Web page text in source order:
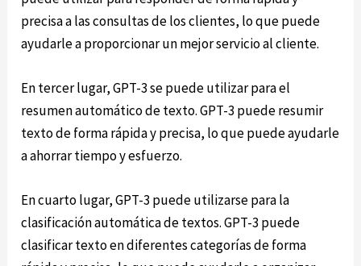
precisa a las consultas de los clientes, lo que puede
ayudarle a proporcionar un mejor servicio al cliente.
En tercer lugar, GPT-3 se puede utilizar para el
resumen automático de texto. GPT-3 puede resumir
texto de forma rápida y precisa, lo que puede ayudarle
a ahorrar tiempo y esfuerzo.
En cuarto lugar, GPT-3 puede utilizarse para la
clasificación automática de textos. GPT-3 puede
clasificar texto en diferentes categorías de forma